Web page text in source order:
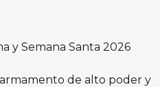
y Semana Santa 2026
de alto poder y